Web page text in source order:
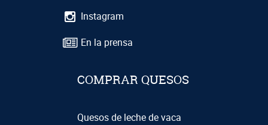
Instagram
En la prensa
COMPRAR QUESOS
Quesos de leche de vaca